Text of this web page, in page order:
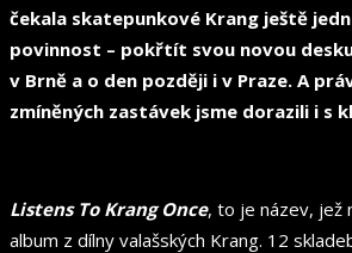
čekala skatepunkové Krang ještě
povinnost – pokřtít svou novou
v Brně a o den později i v Praze. A
zmíněných zastávek jsme dorazili i s
Listens To Krang Once, to je název, jež
album z dílny valašských Krang. 12